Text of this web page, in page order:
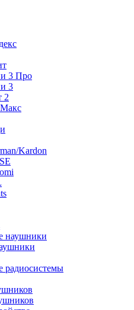
3 Про
3
2
Kardon
наушники
радиосистемы